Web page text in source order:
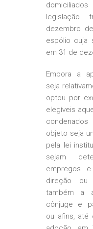
legislação
dezembro
espólio cuja
em 31 de
Embora a
seja
optou por
elegíveis
objeto seja
pela lei
sejam
empregos
direção ou
também a
cônjuge e
ou afins, até